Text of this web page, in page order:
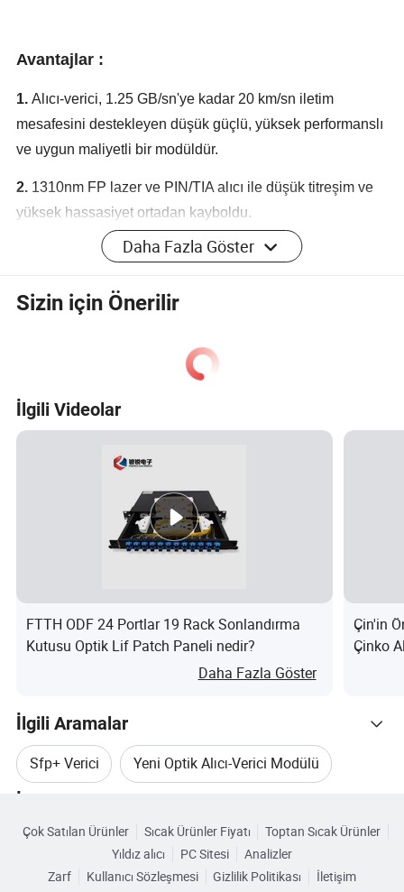
Avantajlar :
1.Alıcı-verici, 1.25 GB/sn'ye kadar 20 km/sn iletim
mesafesini destekleyen düşük güçlü, yüksek performanslı
ve uygun maliyetli bir modüldür.
2. 1310nm FP lazer ve PIN/TIA alıcı ile düşük titreşim ve
yüksek hassasiyet ortadan kayboldu.
Alıcı-verici TX_DIS, TX-ARIZASI ve RX_LOS monitör
fonksiyonlarını içerir. Cihazlar Sınıf I lazer güvenliği ile
uyumludur.
Şirket Profili
Shenzhen Innovation Shengwei Technology
Co., Ltd., 19 yılı aşkın deneyime sahip optik
profesyonel bir üretici, Ar-Ge, üretim ve
satışları entegre eden, teknoloji odaklı bir
kuruluştur. Ürün yelpazemiz Ağ Kablosu, Optik
Fiber Kablo, ODF, Optik Alıcı-Verici, POE
Anahtarlayıcı, KVM Anahtarlayıcı vb. Ayrıca,
küresel müşterilerimizin çeşitli ihtiyaçlarını
donanımlı OEM/ODM hizmetleri sunuyoruz.
Daha Fazla Göster
Sizin için Önerilir
İlgili Videolar
FTTH ODF 24 Portlar 19 Rack Sonlandırma
Kutusu Optik Lif Patch Paneli nedir?
Daha Fazla Göster
Çin'in
Çinko
İlgili Aramalar
Sfp+ Verici Yeni Optik Alıcı-Verici Modülü
Sfp+ Optik Fiber Verici Alıcı
Kategorilere Göre Gözat
Çok Satılan Ürünler Sıcak Ürünler Fiyatı
Toptan Sıcak Ürünler
Yıldız alıcı
PC Sitesi
Analizler
Zarf
Kullanıcı Sözleşmesi Gizlilik Politikası İletişim